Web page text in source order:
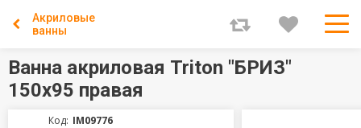
Акриловые
ванны
Ванна акриловая Triton "БРИЗ"
150х95 правая
Код: IM09776